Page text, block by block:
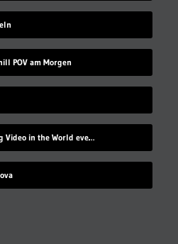
POV am Morgen
The Most Unsatisfying Video in the World ever made – part 2